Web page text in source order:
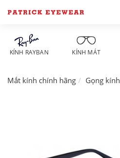
KÍNH RAYBAN KÍNH MÁT
Mắt kính chính hãng Gọng kính